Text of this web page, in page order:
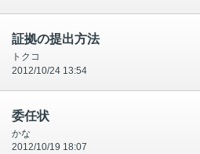
証拠の提出方法
トクコ
2012/10/24 13:54
委任状
かな
2012/10/19 18:07